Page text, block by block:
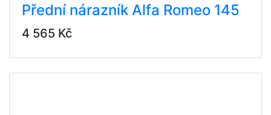
Přední nárazník Alfa Romeo 145
4 565 Kč